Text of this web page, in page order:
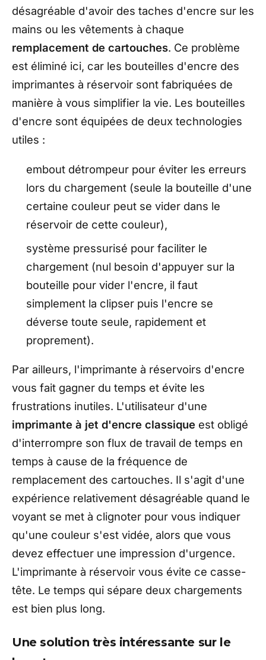
désagréable d'avoir des taches d'encre sur les
mains ou les vêtements à chaque
remplacement de cartouches. Ce problème
est éliminé ici, car les bouteilles d'encre des
imprimantes à réservoir sont fabriquées de
manière à vous simplifier la vie. Les bouteilles
d'encre sont équipées de deux technologies
utiles :
embout détrompeur pour éviter les erreurs
lors du chargement (seule la bouteille d'une
certaine couleur peut se vider dans le
réservoir de cette couleur),
système pressurisé pour faciliter le
chargement (nul besoin d'appuyer sur la
bouteille pour vider l'encre, il faut
simplement la clipser puis l'encre se
déverse toute seule, rapidement et
proprement).
Par ailleurs, l'imprimante à réservoirs d'encre
vous fait gagner du temps et évite les
frustrations inutiles. L'utilisateur d'une
imprimante à jet d'encre classique est obligé
d'interrompre son flux de travail de temps en
temps à cause de la fréquence de
remplacement des cartouches. Il s'agit d'une
expérience relativement désagréable quand le
voyant se met à clignoter pour vous indiquer
qu'une couleur s'est vidée, alors que vous
devez effectuer une impression d'urgence.
L'imprimante à réservoir vous évite ce casse-
tête. Le temps qui sépare deux chargements
est bien plus long.
Une solution très intéressante sur le